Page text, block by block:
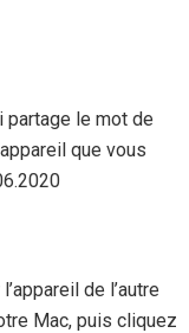
partage le mot de
que vous
de l’autre
Mac, puis cliquez